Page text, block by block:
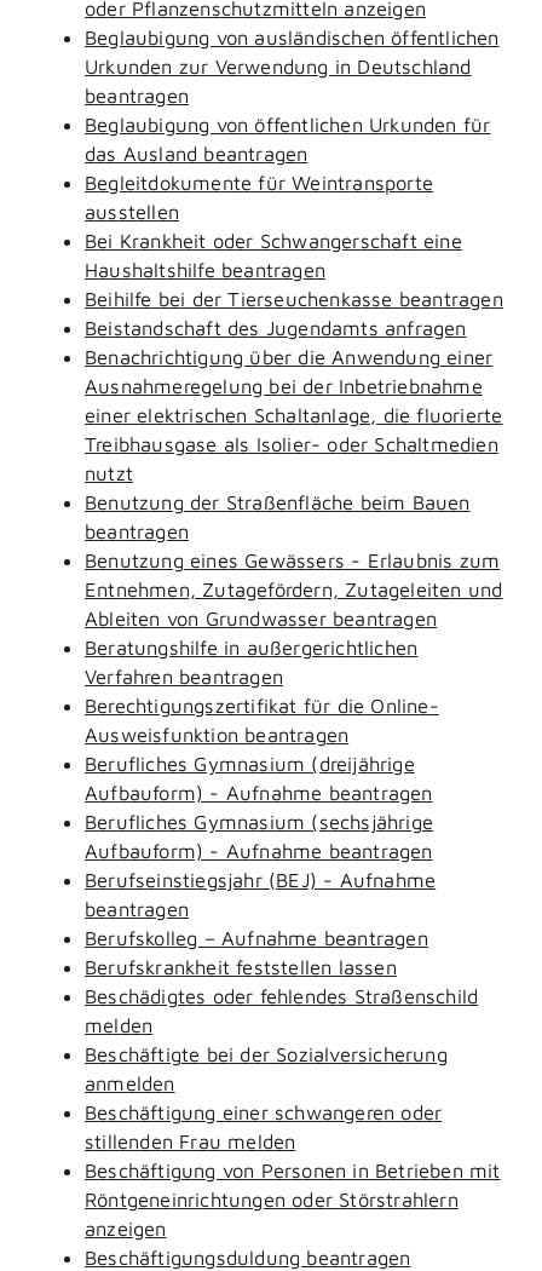
oder Pflanzenschutzmitteln anzeigen
Beglaubigung von ausländischen öffentlichen
Urkunden zur Verwendung in Deutschland
beantragen
Beglaubigung von öffentlichen Urkunden für
das Ausland beantragen
Begleitdokumente für Weintransporte
ausstellen
Bei Krankheit oder Schwangerschaft eine
Haushaltshilfe beantragen
Beihilfe bei der Tierseuchenkasse beantragen
Beistandschaft des Jugendamts anfragen
Benachrichtigung über die Anwendung einer
Ausnahmeregelung bei der Inbetriebnahme
einer elektrischen Schaltanlage, die fluorierte
Treibhausgase als Isolier- oder Schaltmedien
nutzt
Benutzung der Straßenfläche beim Bauen
beantragen
Benutzung eines Gewässers - Erlaubnis zum
Entnehmen, Zutagefördern, Zutageleiten und
Ableiten von Grundwasser beantragen
Beratungshilfe in außergerichtlichen
Verfahren beantragen
Berechtigungszertifikat für die Online-
Ausweisfunktion beantragen
Berufliches Gymnasium (dreijährige
Aufbauform) - Aufnahme beantragen
Berufliches Gymnasium (sechsjährige
Aufbauform) - Aufnahme beantragen
Berufseinstiegsjahr (BEJ) - Aufnahme
beantragen
Berufskolleg – Aufnahme beantragen
Berufskrankheit feststellen lassen
Beschädigtes oder fehlendes Straßenschild
melden
Beschäftigte bei der Sozialversicherung
anmelden
Beschäftigung einer schwangeren oder
stillenden Frau melden
Beschäftigung von Personen in Betrieben mit
Röntgeneinrichtungen oder Störstrahlern
anzeigen
Beschäftigungsduldung beantragen